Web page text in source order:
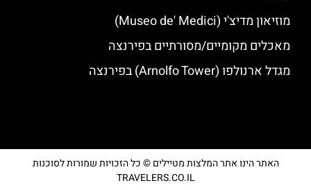
מוזיאון מדיצ'י (Museo de' Medici)
מאכלים מקומיים/מסורתיים בפירנצה
מגדל ארנולפו (Arnolfo Tower) בפירנצה
האתר הינו אתר המלצות מטיילים © כל הזכויות שמורות לסוכנות
TRAVELERS.CO.IL